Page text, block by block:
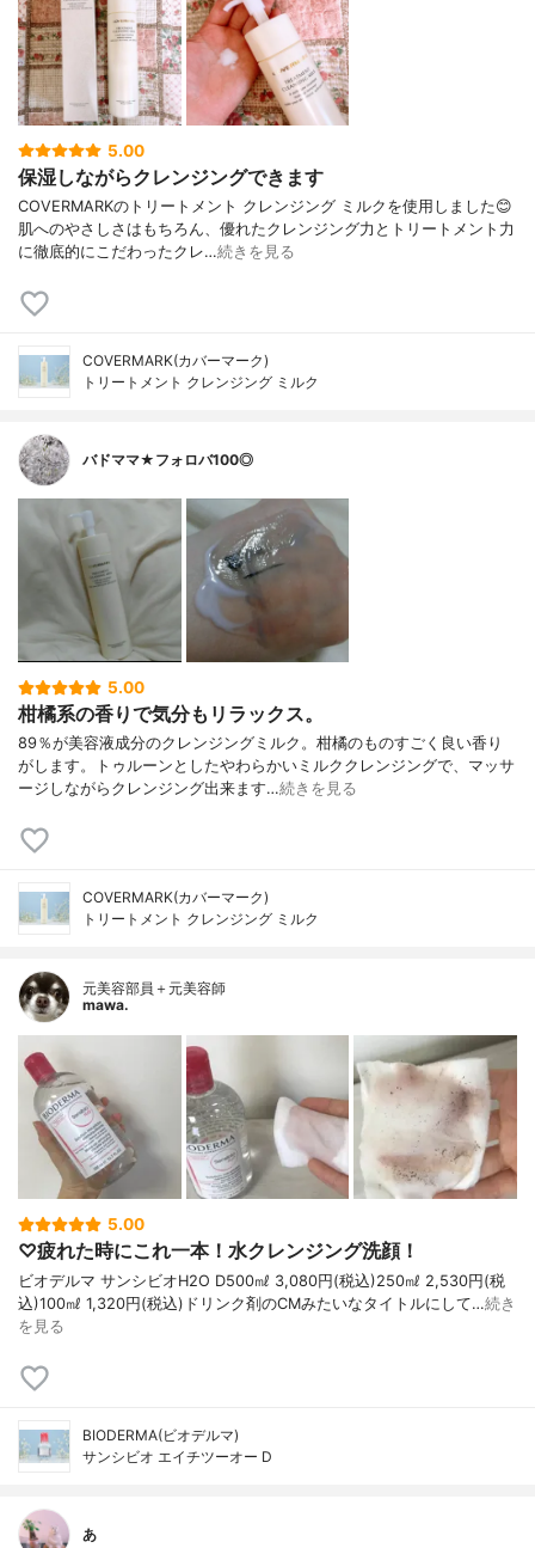
5.00
保湿しながらクレンジングできます
COVERMARKのトリートメント クレンジング ミルクを使用しました😊
肌へのやさしさはもちろん、優れたクレンジング力とトリートメント力
に徹底的にこだわったクレ…続きを見る
COVERMARK(カバーマーク)
トリートメント クレンジング ミルク
バドママ★フォロバ100◎
5.00
柑橘系の香りで気分もリラックス。
89％が美容液成分のクレンジングミルク。柑橘のものすごく良い香り
がします。トゥルーンとしたやわらかいミルククレンジングで、マッサ
ージしながらクレンジング出来ます…続きを見る
COVERMARK(カバーマーク)
トリートメント クレンジング ミルク
元美容部員＋元美容師
mawa.
5.00
♡疲れた時にこれ一本！水クレンジング洗顔！
ビオデルマ サンシビオH2O D500㎖ 3,080円(税込)250㎖ 2,530円(税
込)100㎖ 1,320円(税込)ドリンク剤のCMみたいなタイトルにして…続き
を見る
BIODERMA(ビオデルマ)
サンシビオ エイチツーオー D
あ